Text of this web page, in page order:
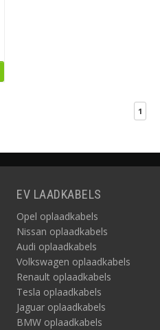
1
EV LAADKABELS
Opel oplaadkabels
Nissan oplaadkabels
Audi oplaadkabels
Volkswagen oplaadkabels
Renault oplaadkabels
Tesla oplaadkabels
Jaguar oplaadkabels
BMW oplaadkabels